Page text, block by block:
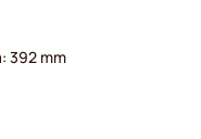
392 mm